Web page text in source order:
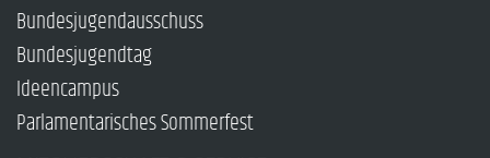
Bundesjugendausschuss
Bundesjugendtag
Ideencampus
Parlamentarisches Sommerfest